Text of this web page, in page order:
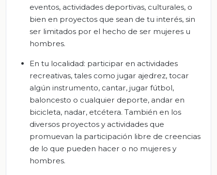
eventos, actividades deportivas, culturales, o
bien en proyectos que sean de tu interés, sin
ser limitados por el hecho de ser mujeres u
hombres.
En tu localidad: participar en actividades
recreativas, tales como jugar ajedrez, tocar
algún instrumento, cantar, jugar fútbol,
baloncesto o cualquier deporte, andar en
bicicleta, nadar, etcétera. También en los
diversos proyectos y actividades que
promuevan la participación libre de creencias
de lo que pueden hacer o no mujeres y
hombres.